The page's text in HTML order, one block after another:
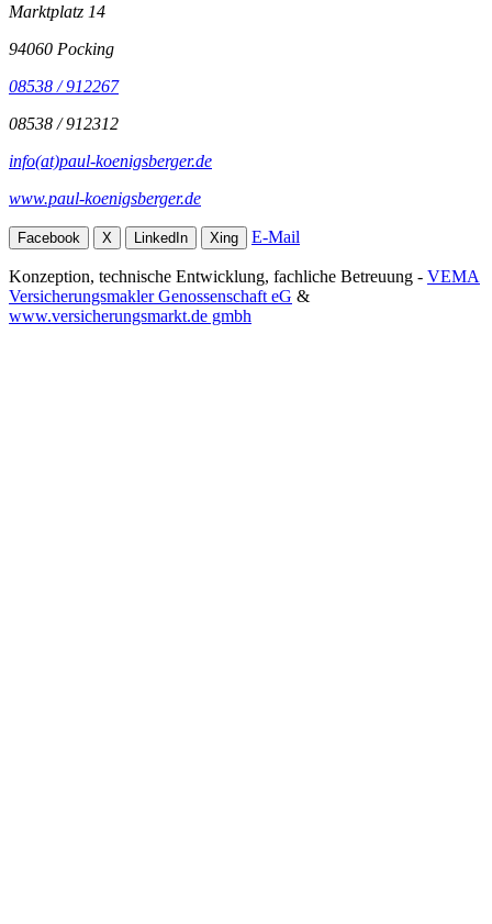
Marktplatz 14
94060 Pocking
08538 / 912267
08538 / 912312
info(at)paul-koenigsberger.de
www.paul-koenigsberger.de
Facebook X LinkedIn Xing E-Mail
Konzeption, technische Entwicklung, fachliche Betreuung - VEMA
Versicherungsmakler Genossenschaft eG &
www.versicherungsmarkt.de gmbh